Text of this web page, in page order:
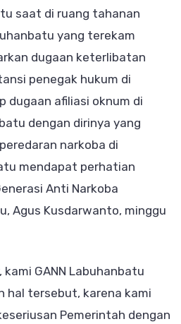
saat di ruang tahanan
yang terekam
dugaan keterlibatan
penegak hukum di
dugaan afiliasi oknum di
dengan dirinya yang
narkoba di
mendapat perhatian
Anti Narkoba
Agus Kusdarwanto, minggu
kami GANN Labuhanbatu
hal tersebut, karena kami
Pemerintah dengan